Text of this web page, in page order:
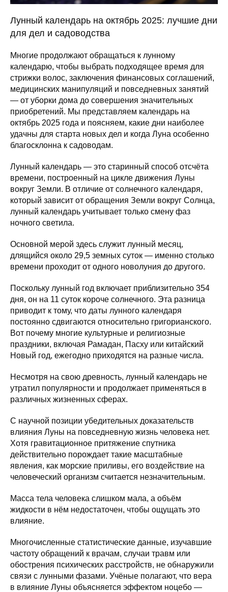
Лунный календарь на октябрь 2025: лучшие дни
для дел и садоводства
Многие продолжают обращаться к лунному
календарю, чтобы выбрать подходящее время для
стрижки волос, заключения финансовых соглашений,
медицинских манипуляций и повседневных занятий
— от уборки дома до совершения значительных
приобретений. Мы представляем календарь на
октябрь 2025 года и поясняем, какие дни наиболее
удачны для старта новых дел и когда Луна особенно
благосклонна к садоводам.
Лунный календарь — это старинный способ отсчёта
времени, построенный на цикле движения Луны
вокруг Земли. В отличие от солнечного календаря,
который зависит от обращения Земли вокруг Солнца,
лунный календарь учитывает только смену фаз
ночного светила.
Основной мерой здесь служит лунный месяц,
длящийся около 29,5 земных суток — именно столько
времени проходит от одного новолуния до другого.
Поскольку лунный год включает приблизительно 354
дня, он на 11 суток короче солнечного. Эта разница
приводит к тому, что даты лунного календаря
постоянно сдвигаются относительно григорианского.
Вот почему многие культурные и религиозные
праздники, включая Рамадан, Пасху или китайский
Новый год, ежегодно приходятся на разные числа.
Несмотря на свою древность, лунный календарь не
утратил популярности и продолжает применяться в
различных жизненных сферах.
С научной позиции убедительных доказательств
влияния Луны на повседневную жизнь человека нет.
Хотя гравитационное притяжение спутника
действительно порождает такие масштабные
явления, как морские приливы, его воздействие на
человеческий организм считается незначительным.
Масса тела человека слишком мала, а объём
жидкости в нём недостаточен, чтобы ощущать это
влияние.
Многочисленные статистические данные, изучавшие
частоту обращений к врачам, случаи травм или
обострения психических расстройств, не обнаружили
связи с лунными фазами. Учёные полагают, что вера
в влияние Луны объясняется эффектом ноцебо —